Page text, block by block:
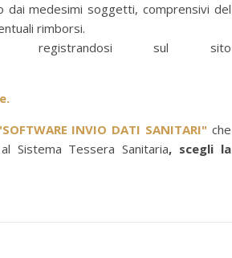
medesimi soggetti, comprensivi del
rimborsi.
registrandosi sul sito
INVIO DATI SANITARI" che
Sistema Tessera Sanitaria, scegli la